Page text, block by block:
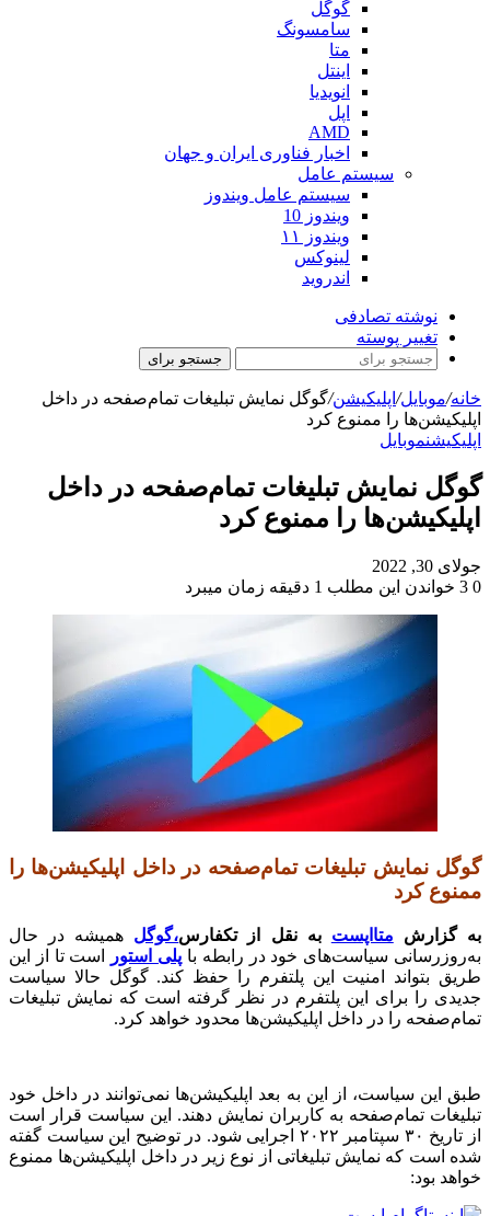
گوگل
سامسونگ
متا
اینتل
انویدیا
اپل
AMD
اخبار فناوری ایران و جهان
سیستم عامل
سیستم عامل ویندوز
ویندوز 10
ویندوز ۱۱
لینوکس
اندروید
نوشته تصادفی
تغییر پوسته
جستجو برای
خانه/موبایل/ اپلیکیشن/گوگل نمایش تبلیغات تما‌م‌صفحه در داخل
اپلیکیشن‌ها را ممنوع کرد
اپلیکیشنموبایل
گوگل نمایش تبلیغات تما‌م‌صفحه در داخل
اپلیکیشن‌ها را ممنوع کرد
جولای 30, 2022
0
خواندن این مطلب 1 دقیقه زمان میبرد
گوگل نمایش تبلیغات تما‌م‌صفحه در داخل اپلیکیشن‌ها را
ممنوع کرد
به گزارش متااپست به نقل از تکفارس،گوگل همیشه در حال
به‌روزرسانی سیاست‌های خود در رابطه با پلی استور
است تا از این
طریق بتواند امنیت این پلتفرم را حفظ کند. گوگل حالا سیاست
جدیدی را برای این پلتفرم در نظر گرفته است که نمایش تبلیغات
تمام‌صفحه را در داخل اپلیکیشن‌ها محدود خواهد کرد.
طبق این سیاست، از این به بعد اپلیکیشن‌ها نمی‌توانند در داخل خود
تبلیغات تمام‌صفحه به کاربران نمایش دهند. این سیاست قرار است
از تاریخ ۳۰ سپتامبر ۲۰۲۲ اجرایی شود. در توضیح این سیاست گفته
شده است که نمایش تبلیغاتی از نوع زیر در داخل اپلیکیشن‌ها ممنوع
خواهد بود: